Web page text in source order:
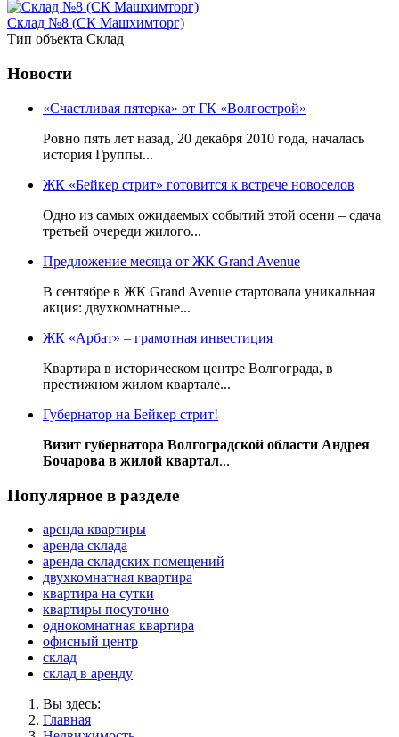
Склад №8 (СК Машхимторг)
Тип объекта Склад
Новости
«Счастливая пятерка» от ГК «Волгострой»
Ровно пять лет назад, 20 декабря 2010 года, началась
история Группы...
ЖК «Бейкер стрит» готовится к встрече новоселов
Одно из самых ожидаемых событий этой осени – сдача
третьей очереди жилого...
Предложение месяца от ЖК Grand Avenue
В сентябре в ЖК Grand Avenue стартовала уникальная
акция: двухкомнатные...
ЖК «Арбат» – грамотная инвестиция
Квартира в историческом центре Волгограда, в
престижном жилом квартале...
Губернатор на Бейкер стрит!
Визит губернатора Волгоградской области Андрея
Бочарова в жилой квартал...
Популярное в разделе
аренда квартиры
аренда склада
аренда складских помещений
двухкомнатная квартира
квартира на сутки
квартиры посуточно
однокомнатная квартира
офисный центр
склад
склад в аренду
Вы здесь:
Главная